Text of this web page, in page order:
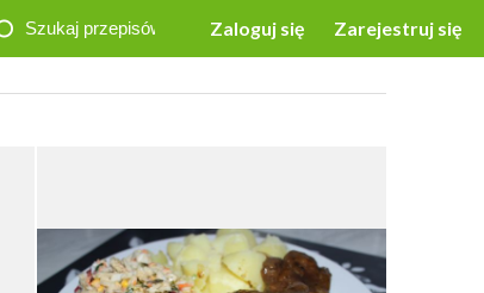
Zaloguj się Zarejestruj się